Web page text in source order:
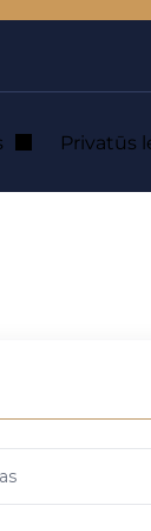
Privatūs